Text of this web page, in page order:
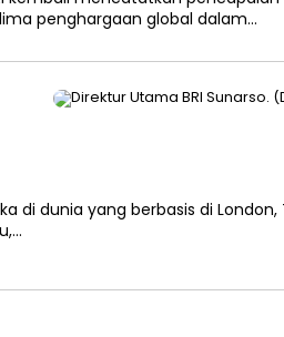
penghargaan global dalam…
di dunia yang berbasis di London,